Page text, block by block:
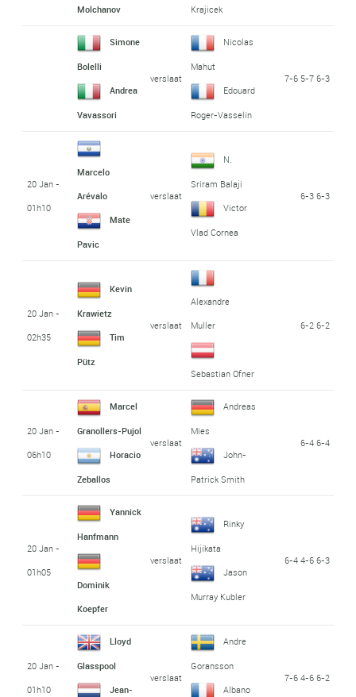
Molchanov Krajicek
Simone
Bolelli
Andrea
Vavassori
verslaat
Nicolas
Mahut
Edouard
Roger-Vasselin
7-6 5-7 6-3
20 Jan -
01h10
Marcelo
Arévalo
Mate
Pavic
verslaat
N.
Sriram Balaji
Victor
Vlad Cornea
6-3 6-3
20 Jan -
02h35
Kevin
Krawietz
Tim
Pütz
verslaat
Alexandre
Muller
Sebastian Ofner
6-2 6-2
20 Jan -
06h10
Marcel
Granollers-Pujol
Horacio
Zeballos
verslaat
Andreas
Mies
John-
Patrick Smith
6-4 6-4
20 Jan -
01h05
Yannick
Hanfmann
Dominik
Koepfer
verslaat
Rinky
Hijikata
Jason
Murray Kubler
6-4 4-6 6-3
20 Jan -
01h10
Lloyd
Glasspool
Jean-
verslaat
Andre
Goransson
Albano
7-6 4-6 6-2